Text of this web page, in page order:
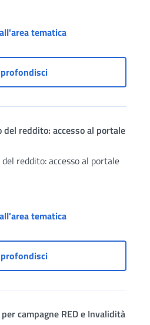
tematicaPortale per i Medici
Portale per i Medici
del reddito: accesso al portale
reddito: accesso al portale
tematicaPrestazioni a
Prestazioni a sostegno
campagne RED e Invalidità